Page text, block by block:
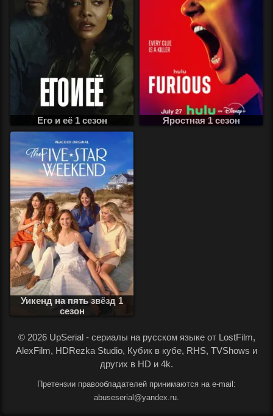
Его и её 1 сезон Яростная 1 сезон
Уикенд на пять звёзд 1
сезон
© 2026 UpSerial - сериалы на русском языке от LostFilm,
AlexFilm, HDRezka Studio, Кубик в кубе, RHS, TVShows и
других в HD и 4k.
Претензии правообладателей принимаются на e-mail:
abuseserial@yandex.ru.